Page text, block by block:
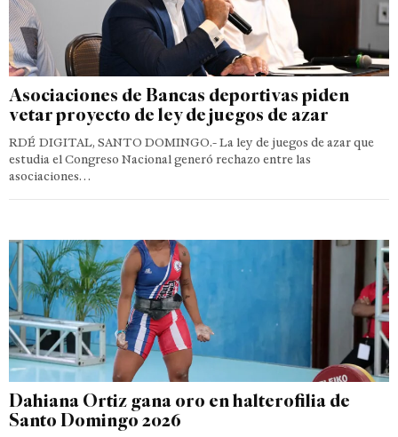
Asociaciones de Bancas deportivas piden
vetar proyecto de ley de juegos de azar
RDÉ DIGITAL, SANTO DOMINGO.- La ley de juegos de azar que
estudia el Congreso Nacional generó rechazo entre las
asociaciones…
Dahiana Ortiz gana oro en halterofilia de
Santo Domingo 2026